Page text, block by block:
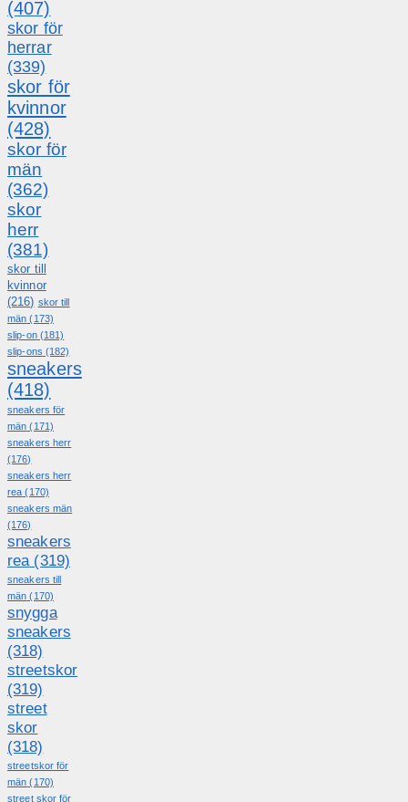
(407)
skor för
herrar
(339)
skor för
kvinnor
(428)
skor för
män
(362)
skor
herr
(381)
skor till
kvinnor
(216) skor till
män (173)
slip-on(181)
slip-ons (182)
sneakers
(418)
sneakers för
män (171)
sneakers herr
(176)
sneakers herr
rea (170)
sneakers män
(176)
sneakers
rea (319)
sneakers till
män (170)
snygga
sneakers
(318)
streetskor
(319)
street
skor
(318)
streetskor för
män (170)
street skor för